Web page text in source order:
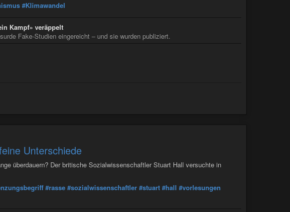
#Klimawandel
Kampf» veräppelt
Fake-Studien eingereicht – und sie wurden publiziert.
Unterschiede
überdauern? Der britische Sozialwissenschaftler Stuart Hall versuchte in
#rasse #sozialwissenschaftler #stuart #hall #vorlesungen